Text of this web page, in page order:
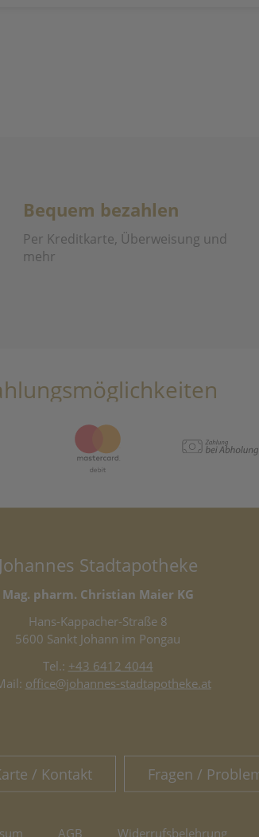
Bequem bezahlen
Per Kreditkarte, Überweisung und
mehr
Johannes Stadtapotheke
Mag. pharm. Christian Maier KG
Hans-Kappacher-Straße 8
5600 Sankt Johann im Pongau
Tel.: +43 6412 4044
office@johannes-stadtapotheke.at
/ Kontakt Fragen /
AGB Widerrufsbelehrung